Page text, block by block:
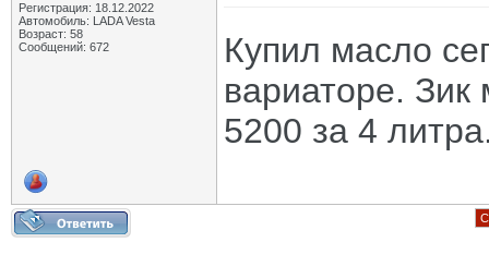
Регистрация: 18.12.2022
Автомобиль: LADA Vesta
Возраст: 58
Сообщений: 672
Купил масло
вариаторе.
5200 за 4